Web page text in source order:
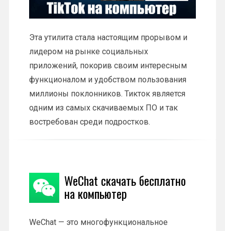
Эта утилита стала настоящим прорывом и
лидером на рынке социальных
приложений, покорив своим интересным
функционалом и удобством пользования
миллионы поклонников. Тикток является
одним из самых скачиваемых ПО и так
востребован среди подростков.
WeChat скачать бесплатно
на компьютер
WeChat — это многофункциональное